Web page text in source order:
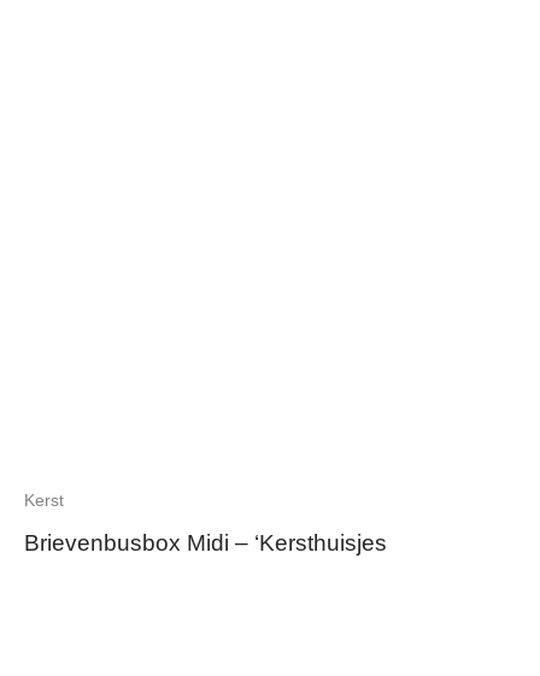
Kerst
Brievenbusbox Midi – ‘Kersthuisjes